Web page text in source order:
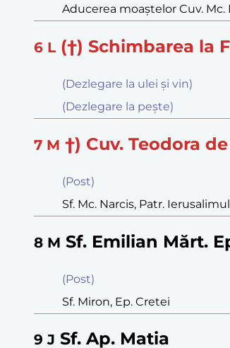
Aducerea moaştelor Cuv. Mc.
6 L (†) Schimbarea la
(Dezlegare la ulei şi vin)
(Dezlegare la peşte)
7 M †) Cuv. Teodora
(Post)
Sf. Mc. Narcis, Patr.
8 M Sf. Emilian Mărt.
(Post)
Sf. Miron, Ep. Cretei
9 J Sf. Ap. Matia